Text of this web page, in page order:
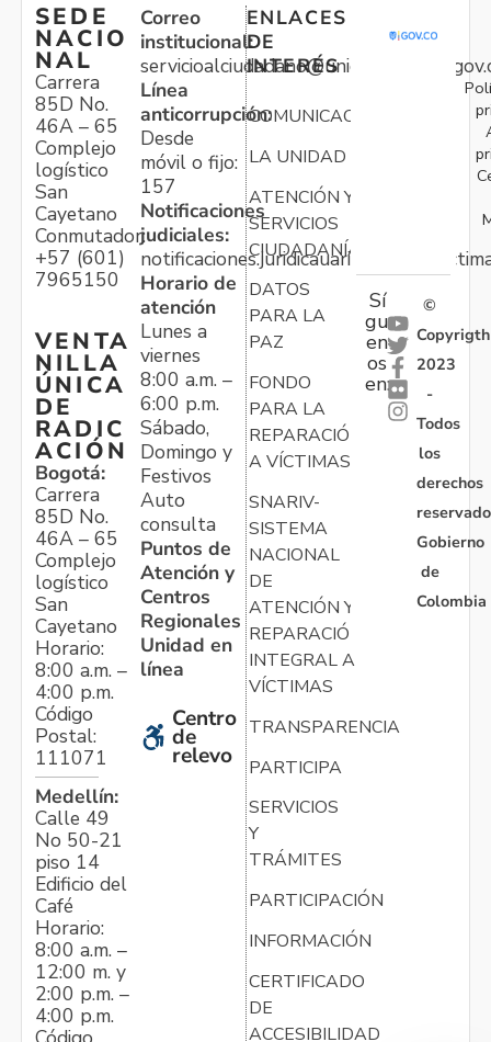
SEDE
NACIO
NAL
Carrera
85D No.
46A – 65
Complejo
logístico
San
Cayetano
Conmutador:
+57 (601)
7965150
VENTA
NILLA
ÚNICA
DE
RADIC
ACIÓN
Bogotá:
Carrera
85D No.
46A – 65
Complejo
logístico
San
Cayetano
Horario:
8:00 a.m. –
4:00 p.m.
Código
Postal:
111071
Medellín:
Calle 49
No 50-21
piso 14
Edificio del
Café
Horario:
8:00 a.m. –
12:00 m. y
2:00 p.m. –
4:00 p.m.
Correo
institucional:
Línea
anticorrupción:
Desde
móvil o fijo:
157
Notificaciones
judiciales:
Horario de
atención
Lunes a
viernes
8:00 a.m. –
6:00 p.m.
Sábado,
Domingo y
Festivos
Auto
consulta
Puntos de
Atención y
Centros
Regionales
Unidad en
línea
Centro
de
relevo
ENLACES
DE
INTERÉS
COMUNICACIONES
LA UNIDAD
ATENCIÓN Y
SERVICIOS
CIUDADANÍA
DATOS
PARA LA
PAZ
FONDO
PARA LA
REPARACIÓN
A VÍCTIMAS
SNARIV-
SISTEMA
NACIONAL
DE
ATENCIÓN Y
REPARACIÓN
INTEGRAL A
VÍCTIMAS
TRANSPARENCIA
PARTICIPA
SERVICIOS
Y
TRÁMITES
PARTICIPACIÓN
INFORMACIÓN
CERTIFICADO
DE
ACCESIBILIDAD
Sí
gu
en
os
en:
©
Copyrigth
2023
-
Todos
los
derechos
Gobierno
de
Colombia